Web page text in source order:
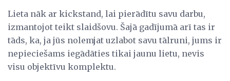
Lieta nāk ar kickstand, lai pierādītu savu darbu,
izmantojot teikt slaidšovu. Šajā gadījumā arī tas ir
tāds, ka, ja jūs nolemjat uzlabot savu tālruni, jums ir
nepieciešams iegādāties tikai jaunu lietu, nevis
visu objektīvu komplektu.